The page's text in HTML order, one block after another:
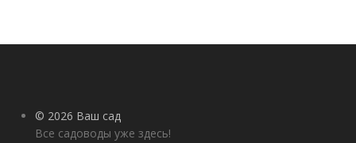
© 2026 Ваш сад
Все садоводы уже здесь!